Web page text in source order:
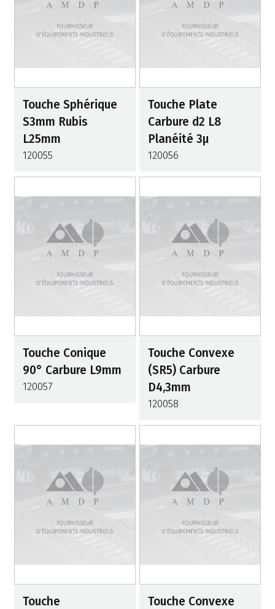
Touche Sphérique
S3mm Rubis
L25mm
120055
Touche Plate
Carbure d2 L8
Planéité 3µ
120056
Touche Conique
90° Carbure L9mm
120057
Touche Convexe
(SR5) Carbure
D4,3mm
120058
Touche
Touche Convexe